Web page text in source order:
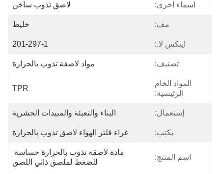
اسماء اخرى: لاصق تذوب ساخن
مف: خليط
اينكس لا.: 201-297-1
تصنيف: مواد لاصقة تذوب بالحرارة
المواد الخام
الرئيسية:
TPR
إستعمال: البناء والتعبئة والمبيدات الحشرية
يكتب: غراء فلتر الهواء لاصق تذوب بالحرارة
اسم المنتج:
مادة لاصقة تذوب بالحرارة حساسة
للضغط لملصق ذاتي اللصق